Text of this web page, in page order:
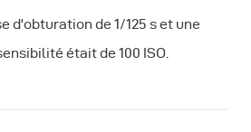
d'obturation de 1/125 s et une
était de 100 ISO.